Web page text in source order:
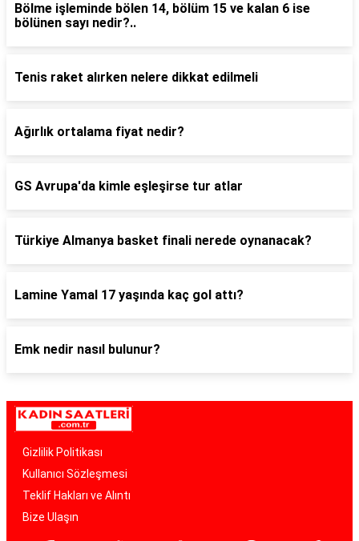
Bölme işleminde bölen 14, bölüm 15 ve kalan 6 ise
bölünen sayı nedir?..
Tenis raket alırken nelere dikkat edilmeli
Ağırlık ortalama fiyat nedir?
GS Avrupa'da kimle eşleşirse tur atlar
Türkiye Almanya basket finali nerede oynanacak?
Lamine Yamal 17 yaşında kaç gol attı?
Emk nedir nasıl bulunur?
Gizlilik Politikası
Kullanıcı Sözleşmesi
Teklif Hakları ve Alıntı
Bize Ulaşın